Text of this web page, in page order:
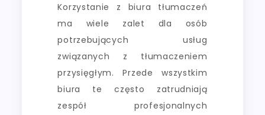
Korzystanie z biura tłumaczeń
ma wiele zalet dla osób
potrzebujących usług
związanych z tłumaczeniem
przysięgłym. Przede wszystkim
biura te często zatrudniają
zespół profesjonalnych